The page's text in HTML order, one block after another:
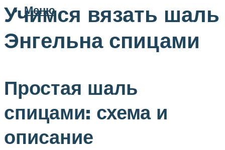
Меню
Учимся вязать шаль
Энгельна спицами
Простая шаль
спицами: схема и
описание